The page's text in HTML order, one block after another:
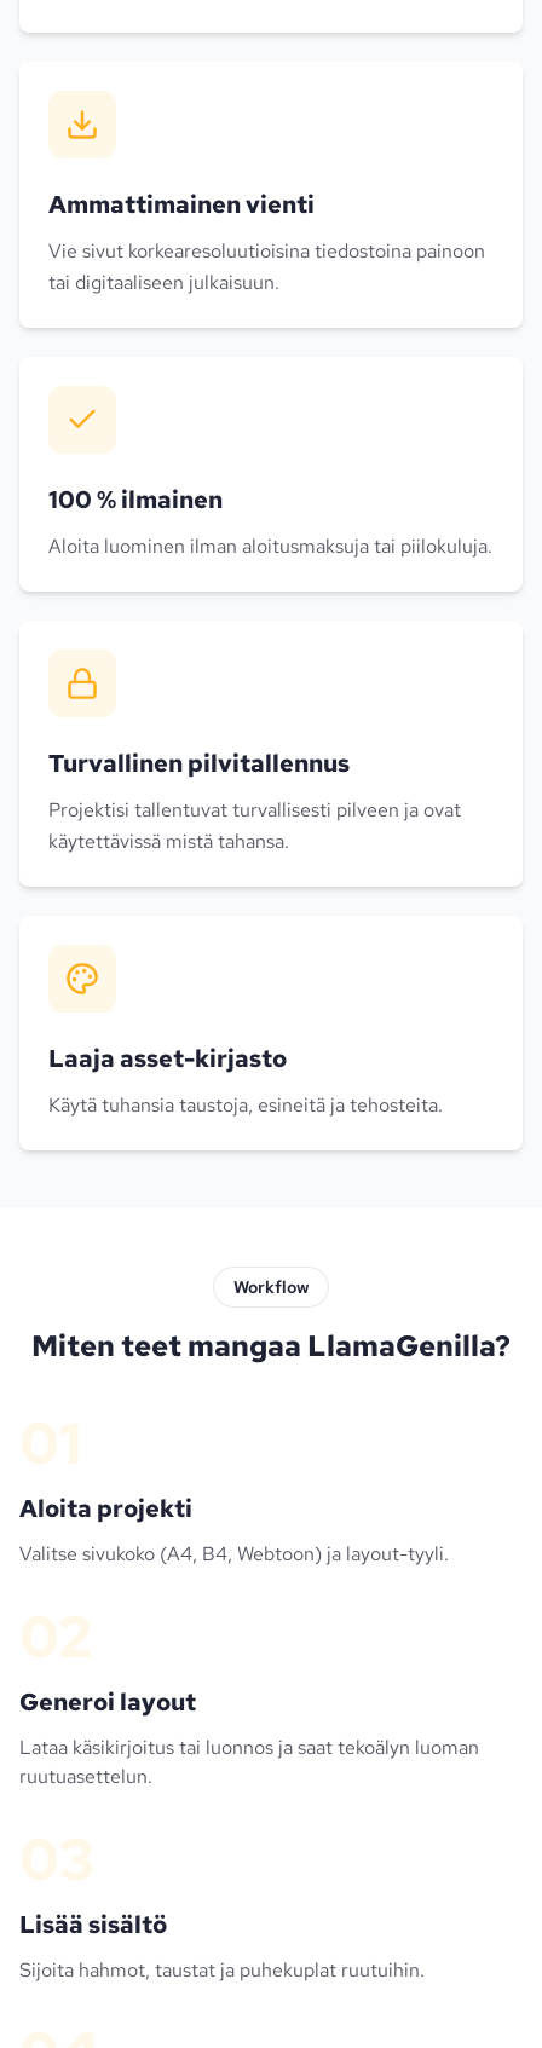
Ammattimainen vienti
Vie sivut korkearesoluutioisina tiedostoina painoon
tai digitaaliseen julkaisuun.
100 % ilmainen
Aloita luominen ilman aloitusmaksuja tai piilokuluja.
Turvallinen pilvitallennus
Projektisi tallentuvat turvallisesti pilveen ja ovat
käytettävissä mistä tahansa.
Laaja asset-kirjasto
Käytä tuhansia taustoja, esineitä ja tehosteita.
Workflow
Miten teet mangaa LlamaGenilla?
Aloita projekti
Valitse sivukoko (A4, B4, Webtoon) ja layout-tyyli.
Generoi layout
Lataa käsikirjoitus tai luonnos ja saat tekoälyn luoman
ruutuasettelun.
Lisää sisältö
Sijoita hahmot, taustat ja puhekuplat ruutuihin.